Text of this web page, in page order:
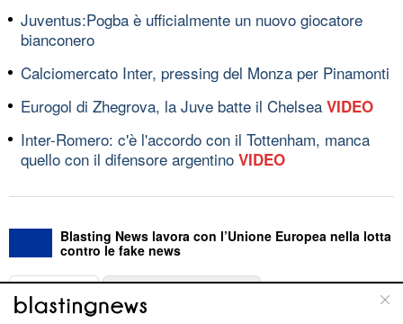
Juventus:Pogba è ufficialmente un nuovo giocatore
bianconero
Calciomercato Inter, pressing del Monza per Pinamonti
Eurogol di Zhegrova, la Juve batte il Chelsea VIDEO
Inter-Romero: c'è l'accordo con il Tottenham, manca
quello con il difensore argentino VIDEO
Blasting News lavora con l’Unione Europea nella lotta
contro le fake news
ABOUT